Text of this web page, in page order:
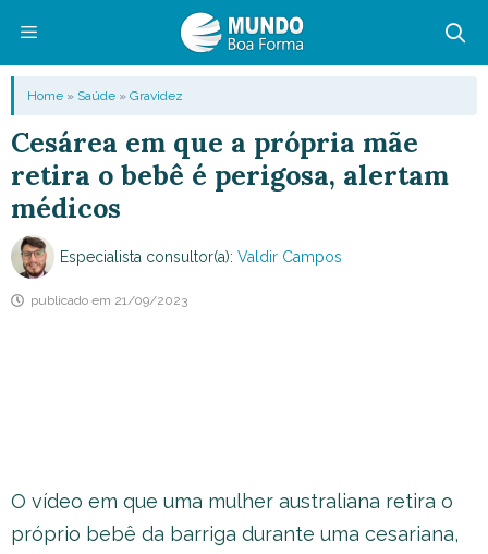
conteúdo
Menu
Home » Saúde » Gravidez
Cesárea em que a própria mãe
retira o bebê é perigosa, alertam
médicos
Especialista consultor(a): Valdir Campos
publicado em 21/09/2023
O vídeo em que uma mulher australiana retira o
próprio bebê da barriga durante uma cesariana,